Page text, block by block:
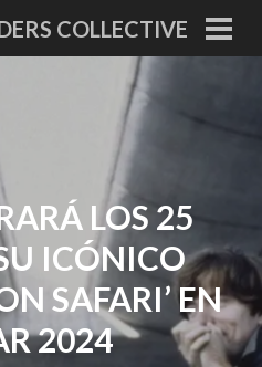
COLLECTIVE
LOS 25
ICÓNICO
SAFARI’ EN
2024